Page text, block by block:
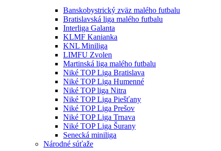
Banskobystrický zväz malého futbalu
Bratislavská liga malého futbalu
Interliga Galanta
KLMF Kanianka
KNL Miniliga
LIMFU Zvolen
Martinská liga malého futbalu
Niké TOP Liga Bratislava
Niké TOP Liga Humenné
Niké TOP liga Nitra
Niké TOP Liga Piešťany
Niké TOP Liga Prešov
Niké TOP Liga Trnava
Niké TOP Liga Šurany
Senecká miniliga
Národné súťaže